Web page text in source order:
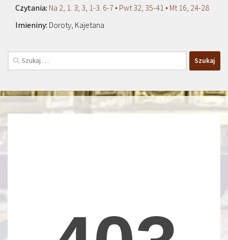
Na 2, 1. 3; 3, 1-3. 6-7 • Pwt 32, 35-41 • Mt 16, 24-28
Doroty, Kajetana
Szukaj: